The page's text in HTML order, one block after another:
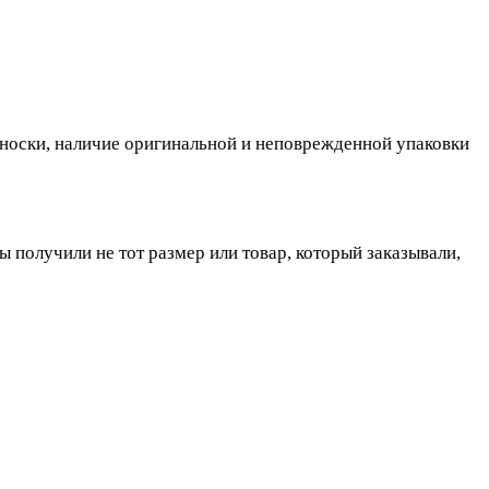
наличие оригинальной и неповрежденной упаковки
получили не тот размер или товар, который заказывали,